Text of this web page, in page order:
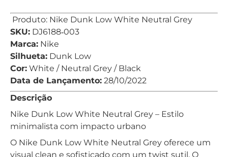
Produto: Nike Dunk Low White Neutral Grey
SKU: DJ6188‑003
Marca: Nike
Silhueta: Dunk Low
Cor: White / Neutral Grey / Black
Data de Lançamento: 28/10/2022
Descrição
Nike Dunk Low White Neutral Grey – Estilo
minimalista com impacto urbano
O Nike Dunk Low White Neutral Grey oferece um
visual clean e sofisticado com um twist sutil. O